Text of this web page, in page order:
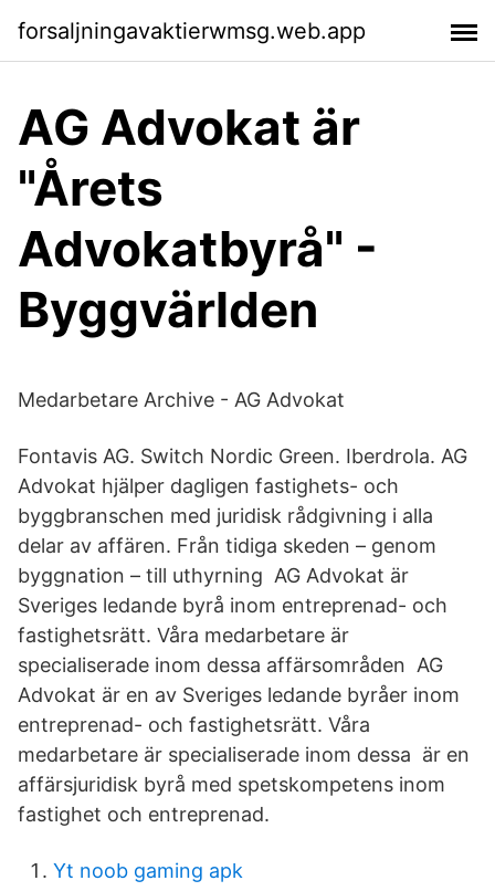
forsaljningavaktierwmsg.web.app
AG Advokat är
"Årets
Advokatbyrå" -
Byggvärlden
Medarbetare Archive - AG Advokat
Fontavis AG. Switch Nordic Green. Iberdrola. AG
Advokat hjälper dagligen fastighets- och
byggbranschen med juridisk rådgivning i alla
delar av affären. Från tidiga skeden – genom
byggnation – till uthyrning AG Advokat är
Sveriges ledande byrå inom entreprenad- och
fastighetsrätt. Våra medarbetare är
specialiserade inom dessa affärsområden AG
Advokat är en av Sveriges ledande byråer inom
entreprenad- och fastighetsrätt. Våra
medarbetare är specialiserade inom dessa är en
affärsjuridisk byrå med spetskompetens inom
fastighet och entreprenad.
Yt noob gaming apk